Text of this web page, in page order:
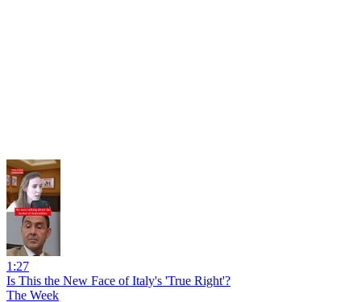
1:27
Is This the New Face of Italy's 'True Right'?
The Week